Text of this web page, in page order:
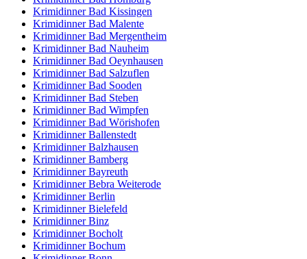
Krimidinner Bad Kissingen
Krimidinner Bad Malente
Krimidinner Bad Mergentheim
Krimidinner Bad Nauheim
Krimidinner Bad Oeynhausen
Krimidinner Bad Salzuflen
Krimidinner Bad Sooden
Krimidinner Bad Steben
Krimidinner Bad Wimpfen
Krimidinner Bad Wörishofen
Krimidinner Ballenstedt
Krimidinner Balzhausen
Krimidinner Bamberg
Krimidinner Bayreuth
Krimidinner Bebra Weiterode
Krimidinner Berlin
Krimidinner Bielefeld
Krimidinner Binz
Krimidinner Bocholt
Krimidinner Bochum